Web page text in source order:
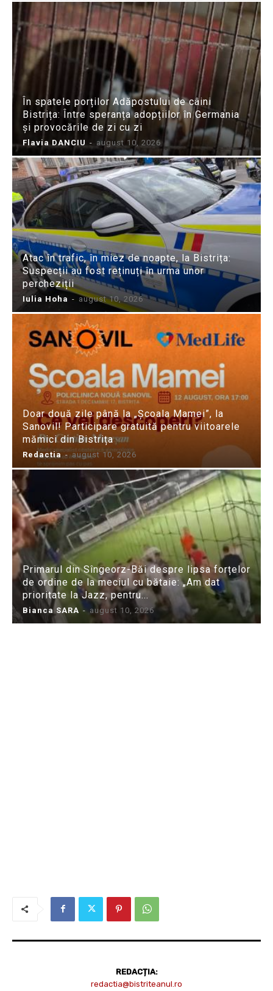
În spatele porților Adăpostului de câini
Bistrița: Între speranța adopțiilor în Germania
și provocările de zi cu zi
Flavia DANCIU - august 10, 2026
Atac în trafic, în miez de noapte, la Bistrița:
Suspecții au fost reținuți în urma unor
percheziții
Iulia Hoha - august 10, 2026
Doar două zile până la „Școala Mamei”, la
Sanovil! Participare gratuită pentru viitoarele
mămici din Bistrița
Redactia - august 10, 2026
Primarul din Sîngeorz-Băi despre lipsa forțelor
de ordine de la meciul cu bătaie: „Am dat
prioritate la Jazz, pentru...
Bianca SARA - august 10, 2026
REDACȚIA:
redactia@bistriteanul.ro